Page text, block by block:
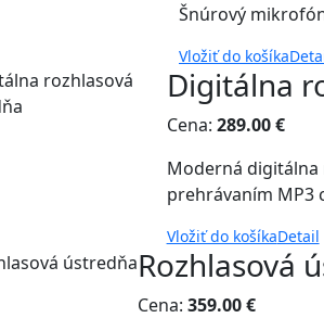
Šnúrový
Vložiť do košíka
Digitálna
Cena: 289.00 €
Moderná digitálna
prehrávaním MP3
Vložiť do košíkaDetail
Rozhlasová
Cena: 359.00 €